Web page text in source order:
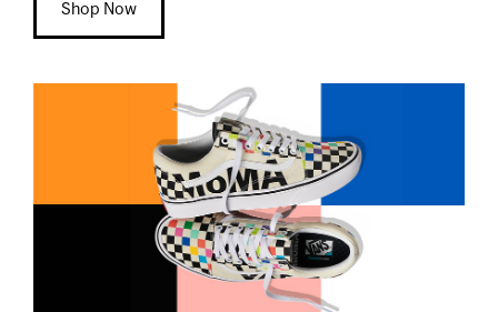
Shop Now